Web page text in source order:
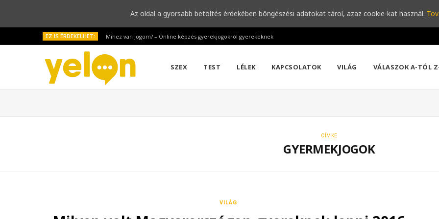
EZ IS ÉRDEKELHET: Mihez van jogom? – Online képzés gyerekjogokról gyerekeknek
SZEX TEST LÉLEK KAPCSOLATOK VILÁG VÁLASZOK A-TÓL
CÍMKE
GYERMEKJOGOK
VILÁG
Az oldal a gyorsabb betöltés érdekében böngészési adatokat tárol, azaz cookie-kat használ.